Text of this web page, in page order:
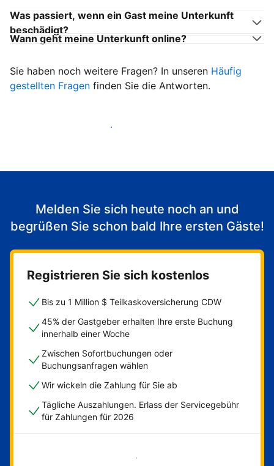
Was passiert, wenn ein Gast meine Unterkunft
beschädigt?
Wann geht meine Unterkunft online?
Sie haben noch weitere Fragen? In unseren Häufig
gestellten Fragen finden Sie die Antworten.
Heißen Sie ab sofort Gäste willkommen
Melden Sie sich heute noch an und
begrüßen Sie schon bald Ihre ersten Gäste!
Registrieren Sie sich kostenlos
Bis zu 1 Million $ Teilkaskoversicherung CDW
45% der Gastgeber erhalten Ihre erste Buchung
innerhalb einer Woche
Zwischen Sofortbuchungen oder
Buchungsanfragen wählen
Wir wickeln die Zahlung für Sie ab
Tägliche Auszahlungen. Erlass der Servicegebühr
für Zahlungen für 2026
Jetzt loslegen